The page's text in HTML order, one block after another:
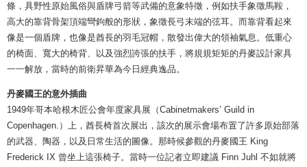
條，具野性原始風俗與盾牌弓箭等武備的意象特徵，例如扶手象徵馬鞍，
高大的靠背骨架頂端彎鉤般的形狀，象徵長弓末端的弦耳。而靠背看起來
像是一個盾牌，也像是酋長的羽毛冠帽，散發出偉大的領袖氣息。低重心
的椅面、寬大的椅背、以及強烈誇張的扶手，將規規矩矩的丹麥設計家具
一一解放，當時的前衛昇華為今日經典逸品。
丹麥國王的意外插曲
1949年哥本哈根木匠公會年度家具展（Cabinetmakers’ Guild in
Copenhagen.）上，酋長椅首次展出，該次的展示會場布置了許多原始部落
的武器、陶器，以及日常生活的圖像。那時候參觀的丹麥國王 King
Frederick IX 曾坐上這張椅子。當時一位記者立即建議 Finn Juhl 不如就將